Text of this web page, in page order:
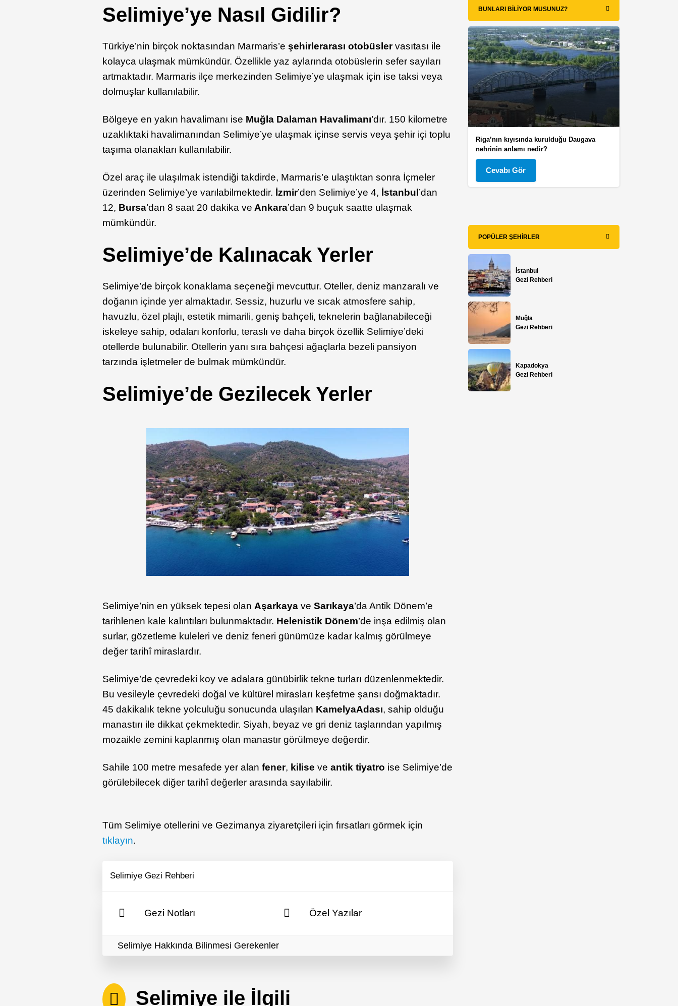
Selimiye’ye Nasıl Gidilir?
Türkiye’nin birçok noktasından Marmaris’eşehirlerarası otobüslervasıtası ile
kolayca ulaşmak mümkündür. Özellikle yaz aylarında otobüslerin sefer sayıları
artmaktadır. Marmaris ilçe merkezinden Selimiye’ye ulaşmak için ise taksi veya
dolmuşlar kullanılabilir.
Bölgeye en yakın havalimanı ise Muğla Dalaman Havalimanı’dır. 150 kilometre
uzaklıktaki havalimanından Selimiye’ye ulaşmak içinse servis veya şehir içi toplu
taşıma olanakları kullanılabilir.
Özel araç ile ulaşılmak istendiği takdirde, Marmaris’e ulaştıktan sonra İçmeler
üzerinden Selimiye’ye varılabilmektedir. İzmir’den Selimiye’ye 4, İstanbul ’dan
12, Bursa’dan 8 saat 20 dakika ve Ankara’dan 9 buçuk saatte ulaşmak
mümkündür.
Selimiye’de Kalınacak Yerler
Selimiye’de birçok konaklama seçeneği mevcuttur. Oteller, deniz manzaralı ve
doğanın içinde yer almaktadır. Sessiz, huzurlu ve sıcak atmosfere sahip,
havuzlu, özel plajlı, estetik mimarili, geniş bahçeli, teknelerin bağlanabileceği
iskeleye sahip, odaları konforlu, teraslı ve daha birçok özellik Selimiye’deki
otellerde bulunabilir. Otellerin yanı sıra bahçesi ağaçlarla bezeli pansiyon
tarzında işletmeler de bulmak mümkündür.
Selimiye’de Gezilecek Yerler
Selimiye’nin en yüksek tepesi olanAşarkaya veSarıkaya’da Antik Dönem’e
tarihlenen kale kalıntıları bulunmaktadır. Helenistik Dönem’de inşa edilmiş olan
surlar, gözetleme kuleleri ve deniz feneri günümüze kadar kalmış görülmeye
değer tarihî miraslardır.
Selimiye’de çevredeki koy ve adalara günübirlik tekne turları düzenlenmektedir.
Bu vesileyle çevredeki doğal ve kültürel mirasları keşfetme şansı doğmaktadır.
45 dakikalık tekne yolculuğu sonucunda ulaşılan KamelyaAdası, sahip olduğu
manastırı ile dikkat çekmektedir. Siyah, beyaz ve gri deniz taşlarından yapılmış
mozaikle zemini kaplanmış olan manastır görülmeye değerdir.
Sahile 100 metre mesafede yer alanfener, kilise ve antik tiyatro ise Selimiye’de
görülebilecek diğer tarihî değerler arasında sayılabilir.
Tüm Selimiye otellerini ve Gezimanya ziyaretçileri için fırsatları görmek için
tıklayın.
Selimiye Gezi Rehberi
Gezi Notları Özel Yazılar
Selimiye Hakkında Bilinmesi Gerekenler
Selimiye ile İlgili
BUNLARI BILIYOR MUSUNUZ?
Riga’nın kıyısında kurulduğu Daugava
nehrinin anlamı nedir?
Cevabı Gör
POPÜLER ŞEHIRLER
İstanbul
Gezi Rehberi
Muğla
Gezi Rehberi
Kapadokya
Gezi Rehberi